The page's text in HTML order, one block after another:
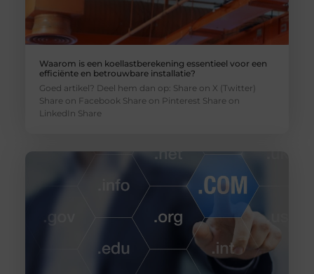
Waarom is een koellastberekening essentieel voor een
efficiënte en betrouwbare installatie?
Goed artikel? Deel hem dan op: Share on X (Twitter)
Share on Facebook Share on Pinterest Share on
LinkedIn Share